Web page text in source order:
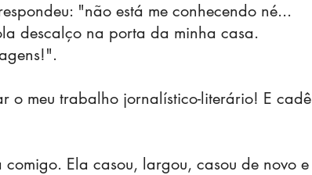
"não está me conhecendo né...
descalço na porta da minha casa.
meu trabalho jornalístico-literário! E cadê
Ela casou, largou, casou de novo e